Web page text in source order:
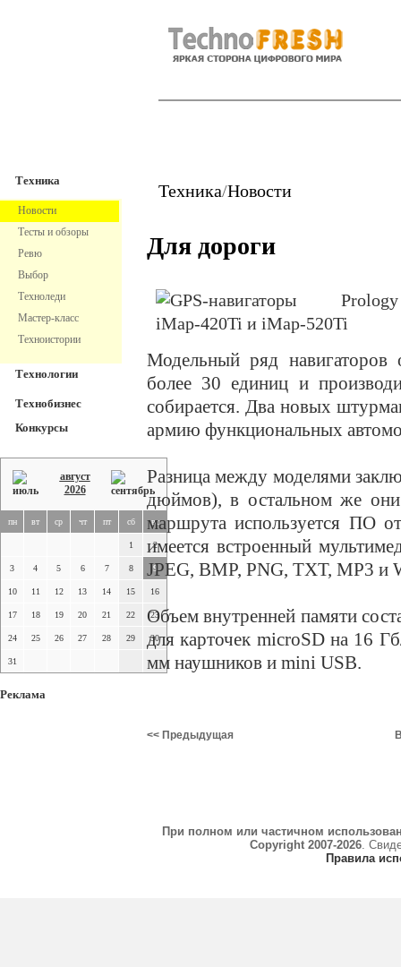
Техника
Новости
Тесты и обзоры
Ревю
Выбор
Техноледи
Мастер-класс
Техноистории
Технологии
Технобизнес
Конкурсы
август
2026
пн вт ср чт пт сб вс
1 2
3 4 5 6 7 8 9
10 11 12 13 14 15 16
17 18 19 20 21 22 23
24 25 26 27 28 29 30
31
Реклама
Техника/Новости
Для дороги
Модельный ряд
более 30 единиц и
собирается. Два новых
армию функциональных
Разница между моделями
дюймов), в остальном же
маршрута используется ПО
имеется встроенный
JPEG, BMP, PNG, TXT, MP3 и
Объем внутренней памяти
для карточек microSD на 16
мм наушников и mini USB.
<< Предыдущая
При полном или частичном
Copyright 2007-2026.
Правила